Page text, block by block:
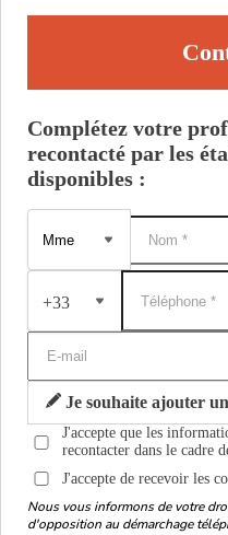
Complétez votre
recontacté par les
disponibles :
+33
Je souhaite ajouter
J'accepte que les
recontacter dans le cadre
J'accepte de recevoir les
Nous vous informons de votre
d'opposition au démarchage